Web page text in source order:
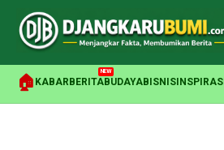
🏠 KABAR BERITA
NEW
BUDAYABISNIS INSPIRASI